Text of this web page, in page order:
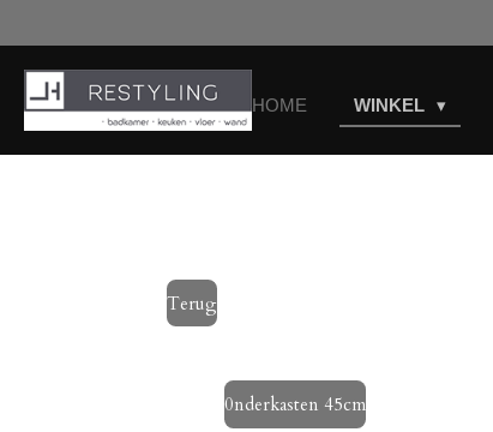
direct
naar
de
hoofdinhoud
HOME WINKEL
Terug
0nderkasten 45cm